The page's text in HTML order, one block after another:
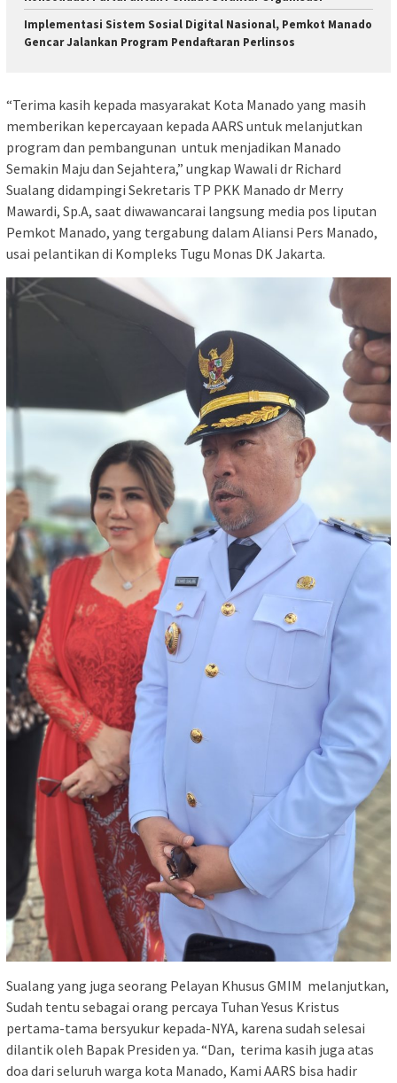
Implementasi Sistem Sosial Digital Nasional, Pemkot Manado
Gencar Jalankan Program Pendaftaran Perlinsos
“Terima kasih kepada masyarakat Kota Manado yang masih
memberikan kepercayaan kepada AARS untuk melanjutkan
program dan pembangunan untuk menjadikan Manado
Semakin Maju dan Sejahtera,” ungkap Wawali dr Richard
Sualang didampingi Sekretaris TP PKK Manado dr Merry
Mawardi, Sp.A, saat diwawancarai langsung media pos liputan
Pemkot Manado, yang tergabung dalam Aliansi Pers Manado,
usai pelantikan di Kompleks Tugu Monas DK Jakarta.
Sualang yang juga seorang Pelayan Khusus GMIM melanjutkan,
Sudah tentu sebagai orang percaya Tuhan Yesus Kristus
pertama-tama bersyukur kepada-NYA, karena sudah selesai
dilantik oleh Bapak Presiden ya. “Dan, terima kasih juga atas
doa dari seluruh warga kota Manado, Kami AARS bisa hadir